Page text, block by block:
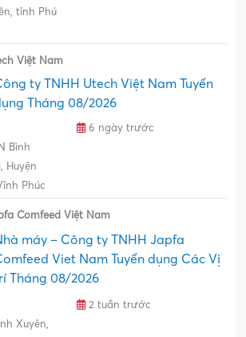
tỉnh Phú
Việt Nam
ty TNHH Utech Việt Nam Tuyển
Tháng 08/2026
6 ngày trước
Bình
Huyện
Phúc
Comfeed Việt Nam
máy – Công ty TNHH Japfa
Viet Nam Tuyển dụng Các Vị
Tháng 08/2026
2 tuần trước
Xuyên,